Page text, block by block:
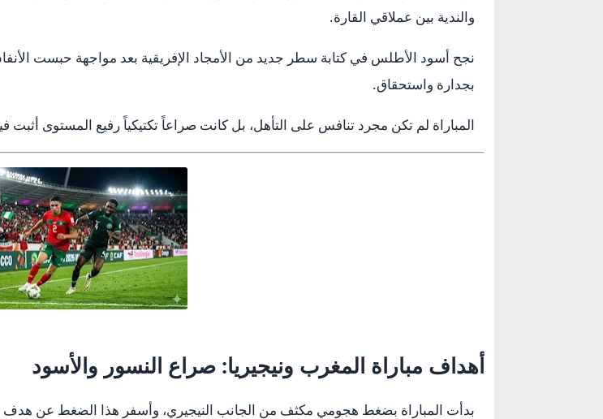
والندية بين عملاقي القارة.
نجح أسود الأطلس في كتابة سطر جديد من الأمجاد الإفريقية بعد مواجهة حبست
بجدارة واستحقاق.
المباراة لم تكن مجرد تنافس على التأهل، بل كانت صراعاً تكتيكياً رفيع المستوى أثبت
أهداف مباراة المغرب ونيجيريا: صراع النسور والأسود